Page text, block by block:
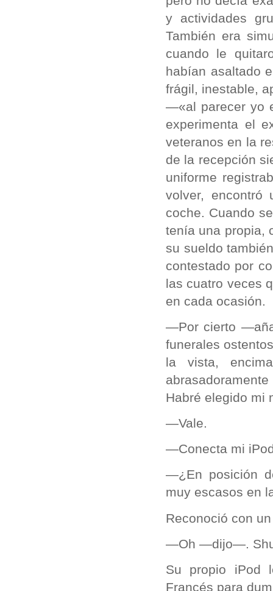
y actividades
También era
cuando le
habían asaltado
frágil, inestable,
—«al parecer yo
experimenta el
veteranos en la
de la recepción
uniforme
volver,
coche. Cuando
tenía una propia,
su sueldo
contestado por
las cuatro veces
en cada ocasión.
—Por cierto
funerales
la vista,
Habré elegido mi
—Vale.
—Conecta mi
—¿En posición
muy escasos en
Reconoció con
—Oh —dijo—.
Su propio iPod
Francés para